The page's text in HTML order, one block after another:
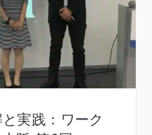
実践：ワーク